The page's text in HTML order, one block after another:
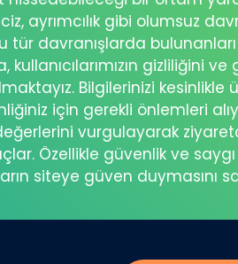
ayrımcılık gibi olumsuz
tür davranışlarda
kullanıcılarımızın gizliliğini
Bilgilerinizi kesinlikle
için gerekli önlemleri
vurgulayarak
Özellikle güvenlik ve saygı
siteye güven duymasını